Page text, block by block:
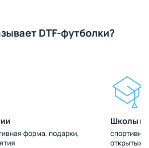
DTF-футболки?
форма, подарки,
Школы и
открытых